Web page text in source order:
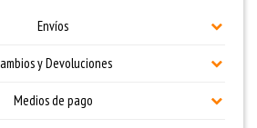
Envíos
y Devoluciones
Medios de pago